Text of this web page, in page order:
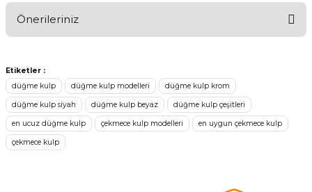
Ürünü Değerlendir
Önerileriniz
konularda yetersiz gördüğünüz noktaları öneri formunu kullanarak
tarafımıza iletebilirsiniz.
Görüş ve önerileriniz için teşekkür ederiz.
Ürün resmi kalitesiz, bozuk veya görüntülenemiyor.
Ürün açıklamasında eksik bilgiler bulunuyor.
Etiketler :
düğme kulp
düğme kulp modelleri düğme kulp krom
düğme kulp siyah düğme kulp beyaz düğme kulp çeşitleri
en ucuz düğme kulp çekmece kulp modelleri en uygun çekmece kulp
çekmece kulp